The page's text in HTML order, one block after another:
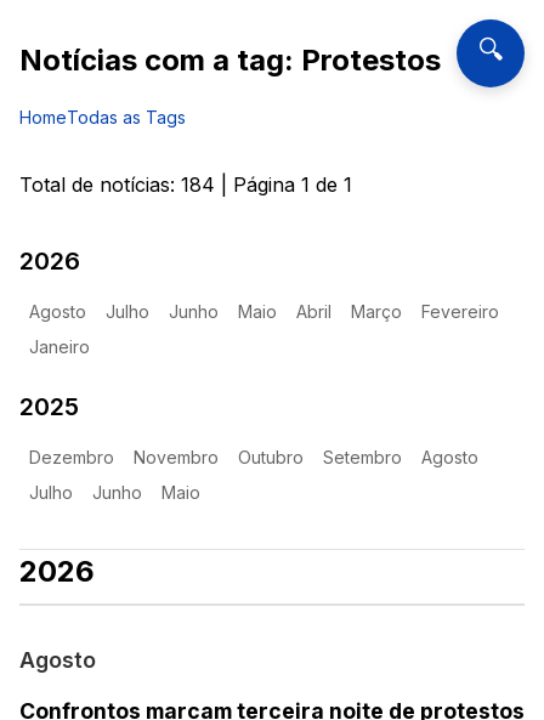
🔍
Notícias com a tag: Protestos
HomeTodas as Tags
Total de notícias: 184 | Página 1 de 1
2026
Agosto Julho Junho Maio Abril Março
Fevereiro
Janeiro
2025
Dezembro Novembro Outubro Setembro
Agosto
Julho
Junho Maio
2026
Agosto
Confrontos marcam terceira noite de protestos